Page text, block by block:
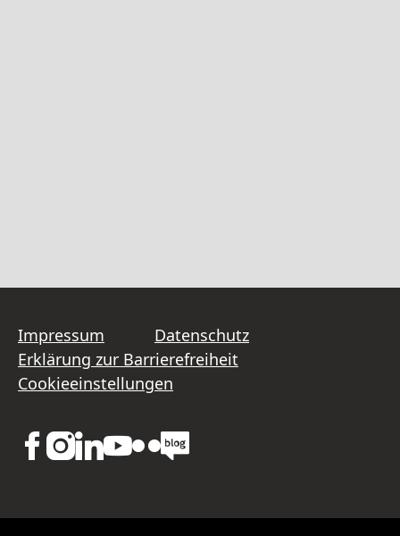
Impressum
Datenschutz
Erklärung zur Barrierefreiheit
Cookieeinstellungen